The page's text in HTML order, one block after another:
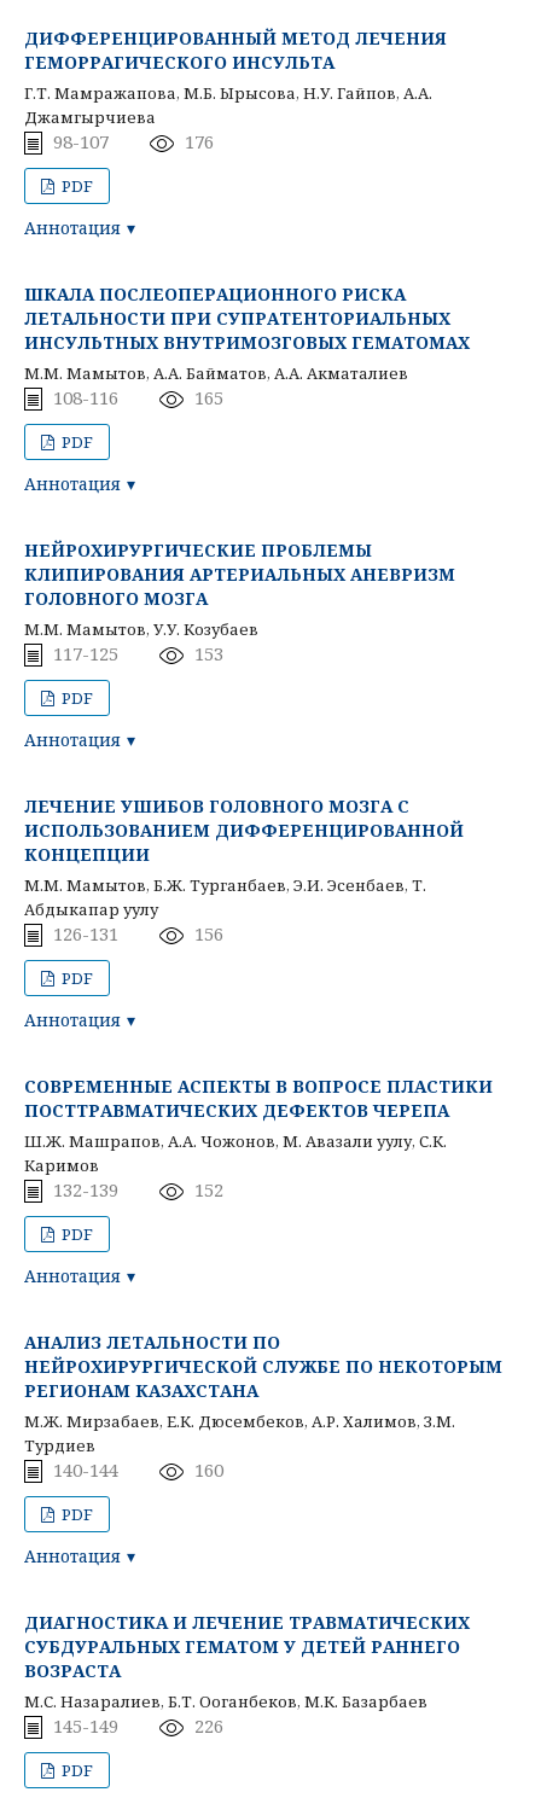
ДИФФЕРЕНЦИРОВАННЫЙ МЕТОД ЛЕЧЕНИЯ
ГЕМОРРАГИЧЕСКОГО ИНСУЛЬТА
Г.Т. Мамражапова, М.Б. Ырысова, Н.У. Гайпов, А.А.
Джамгырчиева
98-107 176
PDF
Аннотация
ШКАЛА ПОСЛЕОПЕРАЦИОННОГО РИСКА
ЛЕТАЛЬНОСТИ ПРИ СУПРАТЕНТОРИАЛЬНЫХ
ИНСУЛЬТНЫХ ВНУТРИМОЗГОВЫХ ГЕМАТОМАХ
М.М. Мамытов, А.А. Байматов, А.А. Акматалиев
108-116 165
PDF
Аннотация
НЕЙРОХИРУРГИЧЕСКИЕ ПРОБЛЕМЫ
КЛИПИРОВАНИЯ АРТЕРИАЛЬНЫХ АНЕВРИЗМ
ГОЛОВНОГО МОЗГА
М.М. Мамытов, У.У. Козубаев
117-125 153
PDF
Аннотация
ЛЕЧЕНИЕ УШИБОВ ГОЛОВНОГО МОЗГА С
ИСПОЛЬЗОВАНИЕМ ДИФФЕРЕНЦИРОВАННОЙ
КОНЦЕПЦИИ
М.М. Мамытов, Б.Ж. Турганбаев, Э.И. Эсенбаев, Т.
Абдыкапар уулу
126-131 156
PDF
Аннотация
СОВРЕМЕННЫЕ АСПЕКТЫ В ВОПРОСЕ ПЛАСТИКИ
ПОСТТРАВМАТИЧЕСКИХ ДЕФЕКТОВ ЧЕРЕПА
Ш.Ж. Машрапов, А.А. Чожонов, М. Авазали уулу, С.К.
Каримов
132-139 152
PDF
Аннотация
АНАЛИЗ ЛЕТАЛЬНОСТИ ПО
НЕЙРОХИРУРГИЧЕСКОЙ СЛУЖБЕ ПО НЕКОТОРЫМ
РЕГИОНАМ КАЗАХСТАНА
М.Ж. Мирзабаев, Е.К. Дюсембеков, А.Р. Халимов, З.М.
Турдиев
140-144 160
PDF
Аннотация
ДИАГНОСТИКА И ЛЕЧЕНИЕ ТРАВМАТИЧЕСКИХ
СУБДУРАЛЬНЫХ ГЕМАТОМ У ДЕТЕЙ РАННЕГО
ВОЗРАСТА
М.С. Назаралиев, Б.Т. Ооганбеков, М.К. Базарбаев
145-149 226
PDF